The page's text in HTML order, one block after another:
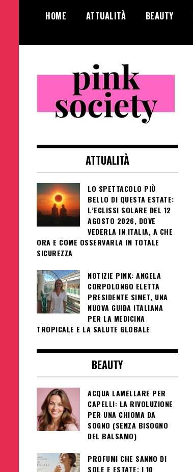
HOME ATTUALITÀ BEAUTY
Pink Society
femminile
ATTUALITÀ
LO SPETTACOLO PIÙ
BELLO DI QUESTA ESTATE:
L’ECLISSI SOLARE DEL 12
AGOSTO 2026, DOVE
VEDERLA IN ITALIA, A CHE
ORA E COME OSSERVARLA IN TOTALE
SICUREZZA
NOTIZIE PINK: ANGELA
CORPOLONGO ELETTA
PRESIDENTE SIMET, UNA
NUOVA GUIDA ITALIANA
PER LA MEDICINA
TROPICALE E LA SALUTE GLOBALE
BEAUTY
ACQUA LAMELLARE PER
CAPELLI: LA RIVOLUZIONE
PER UNA CHIOMA DA
SOGNO (SENZA BISOGNO
DEL BALSAMO)
PROFUMI CHE SANNO DI
SOLE E ESTATE: I 10